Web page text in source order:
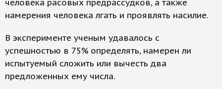
человека расовых предрассудков, а также
намерения человека лгать и проявлять насилие.
В эксперименте ученым удавалось с
успешностью в 75% определять, намерен ли
испытуемый сложить или вычесть два
предложенных ему числа.